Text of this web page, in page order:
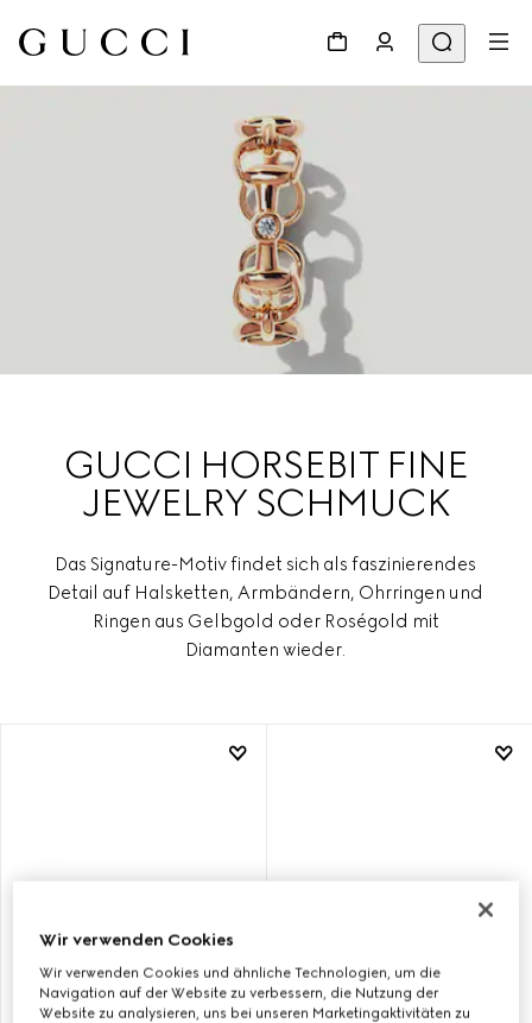
GUCCI HORSEBIT FINE
JEWELRY SCHMUCK
Das Signature-Motiv findet sich als faszinierendes
Detail auf Halsketten, Armbändern, Ohrringen und
Ringen aus Gelbgold oder Roségold mit
Diamanten wieder.
Wir verwenden Cookies
Wir verwenden Cookies und ähnliche Technologien, um die
Navigation auf der Website zu verbessern, die Nutzung der
Website zu analysieren, uns bei unseren Marketingaktivitäten zu